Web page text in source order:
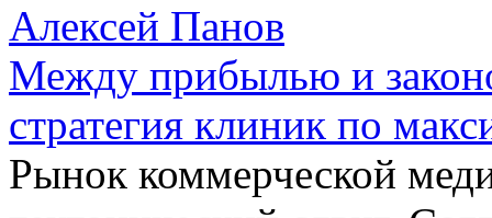
Алексей Панов
Между прибылью и
стратегия клиник по
Рынок коммерческой